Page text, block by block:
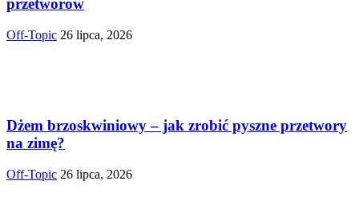
przetworów
Off-Topic 26 lipca, 2026
Dżem brzoskwiniowy – jak zrobić pyszne przetwory
na zimę?
Off-Topic 26 lipca, 2026